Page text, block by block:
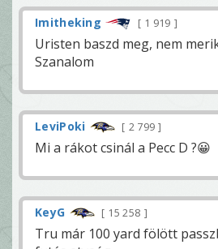
Imitheking 1 919
Uristen baszd meg, nem
Szanalom
LeviPoki 2 799
Mi a rákot csinál a Pecc D ?😀
KeyG 15 258
Tru már 100 yard fölött